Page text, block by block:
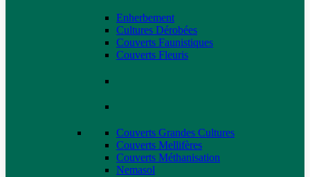
Enherbement
Cultures Dérobées
Couverts Faunistiques
Couverts Fleuris
Couverts Grandes Cultures
Couverts Mellifères
Couverts Méthanisation
Nemasol